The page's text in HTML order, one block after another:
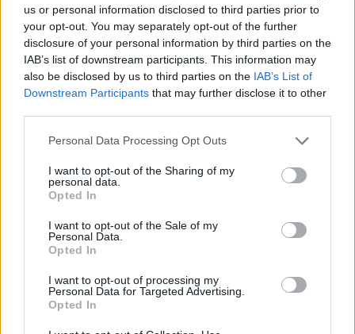
us or personal information disclosed to third parties prior to
your opt-out. You may separately opt-out of the further
disclosure of your personal information by third parties on the
IAB’s list of downstream participants. This information may
also be disclosed by us to third parties on the IAB’s List of
Downstream Participants that may further disclose it to other
Please note that this website/app uses one or more Google
not limited to your visit or usage behaviour. You may click to
grant or deny consent to Google and its third-party tags to
use your data for below specified purposes in below Google
consent section.
Personal Data Processing Opt Outs
I want to opt-out of the Sharing of my
personal data.
Opted In
I want to opt-out of the Sale of my
Personal Data.
Opted In
I want to opt-out of processing my
Personal Data for Targeted Advertising.
Opted In
Και ο Μπαχτσελί κατά Μπάιντεν για τη Γενοκτονία των
Αρμενίων: «Συκοφαντίες από έναν λομπίστα»
Ο κυβερνητικός εταίρος του Ερντογάν αντέδρασε σε
δήλωση του Αμερικανού προέδρου για τη Γενοκτονία
του Τσαβούσογλου
25.04.2023, 18:41